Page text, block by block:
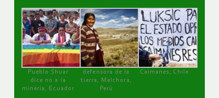
Pueblo Shuar
dice no a la
minería, Ecuador
defensora de la
tierra, Melchora,
Perú
Caimanes, Chile